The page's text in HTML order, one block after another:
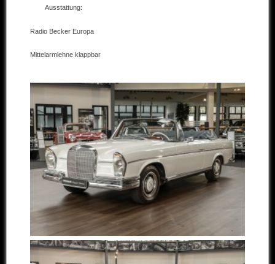
Impressum
Datenschutz
AGB
Haftungsausschluss
Ausstattung:
Radio Becker Europa
Mittelarmlehne klappbar